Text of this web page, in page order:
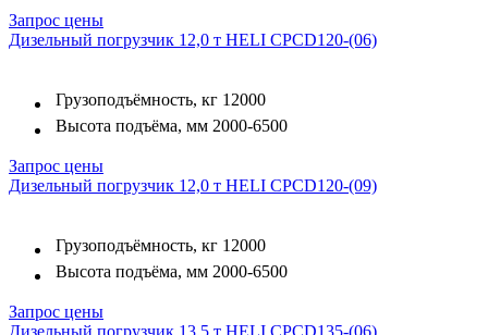
Запрос цены
Дизельный погрузчик 12,0 т HELI CPCD120-(06)
Грузоподъёмность, кг 12000
Высота подъёма, мм 2000-6500
Запрос цены
Дизельный погрузчик 12,0 т HELI CPCD120-(09)
Грузоподъёмность, кг 12000
Высота подъёма, мм 2000-6500
Запрос цены